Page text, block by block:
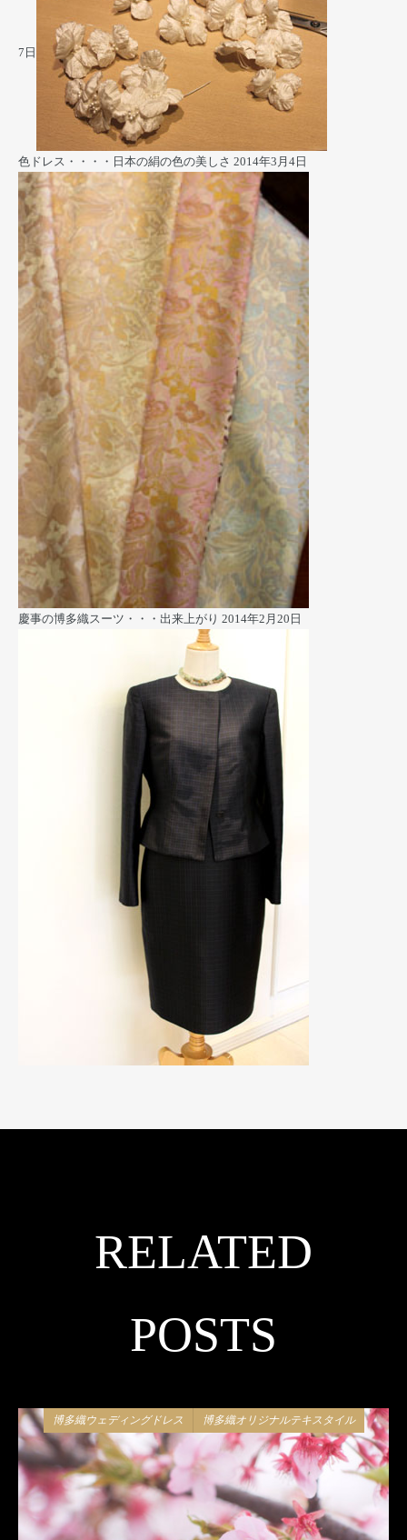
7日
色ドレス・・・・日本の絹の色の美しさ 2014年3月4日
慶事の博多織スーツ・・・出来上がり 2014年2月20日
RELATED
POSTS
博多織ウェディングドレス 博多織オリジナルテキスタイル